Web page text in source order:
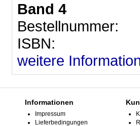
Band 4
ISBN:
weitere
Informationen
Impressum
Lieferbedingungen